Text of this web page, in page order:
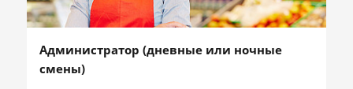
Администратор (дневные или ночные
смены)